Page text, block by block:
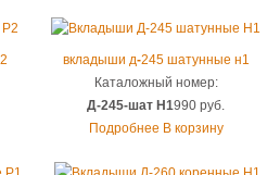
вкладыши д-245 шатунные н1
Каталожный номер:
Д-245-шат Н1990 руб.
Подробнее В корзину